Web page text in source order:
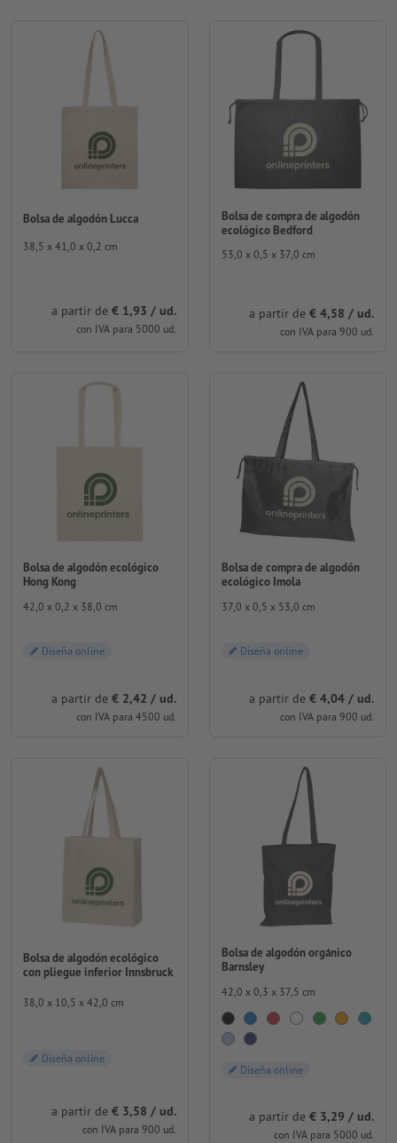
Bolsa de algodón Lucca
38,5 x 41,0 x 0,2 cm
a partir de € 1,93 / ud.
con IVA para 5000 ud.
Bolsa de compra de algodón
ecológico Bedford
53,0 x 0,5 x 37,0 cm
a partir de € 4,58 / ud.
con IVA para 900 ud.
Bolsa de algodón ecológico
Hong Kong
42,0 x 0,2 x 38,0 cm
Diseña online
a partir de € 2,42 / ud.
con IVA para 4500 ud.
Bolsa de compra de algodón
ecológico Imola
37,0 x 0,5 x 53,0 cm
Diseña online
a partir de € 4,04 / ud.
con IVA para 900 ud.
Bolsa de algodón ecológico
con pliegue inferior Innsbruck
38,0 x 10,5 x 42,0 cm
Diseña online
a partir de € 3,58 / ud.
con IVA para 900 ud.
Bolsa de algodón orgánico
Barnsley
42,0 x 0,3 x 37,5 cm
Diseña online
a partir de € 3,29 / ud.
con IVA para 5000 ud.